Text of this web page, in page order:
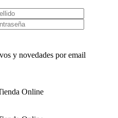
y novedades por email